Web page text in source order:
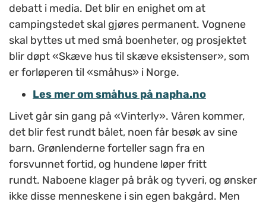
debatt i media. Det blir en enighet om at
campingstedet skal gjøres permanent. Vognene
skal byttes ut med små boenheter, og prosjektet
blir døpt «Skæve hus til skæve eksistenser», som
er forløperen til «småhus» i Norge.
Les mer om småhus på napha.no
Livet går sin gang på «Vinterly». Våren kommer,
det blir fest rundt bålet, noen får besøk av sine
barn. Grønlenderne forteller sagn fra en
forsvunnet fortid, og hundene løper fritt
rundt. Naboene klager på bråk og tyveri, og ønsker
ikke disse menneskene i sin egen bakgård. Men